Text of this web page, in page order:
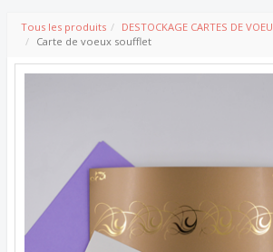
Tous les produits
DESTOCKAGE CARTES DE
Carte de voeux soufflet